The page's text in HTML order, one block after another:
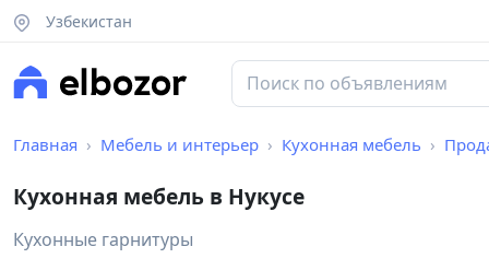
Узбекистан
Главная Мебель и интерьер Кухонная мебель
Кухонная мебель в Нукусе
Кухонные гарнитуры